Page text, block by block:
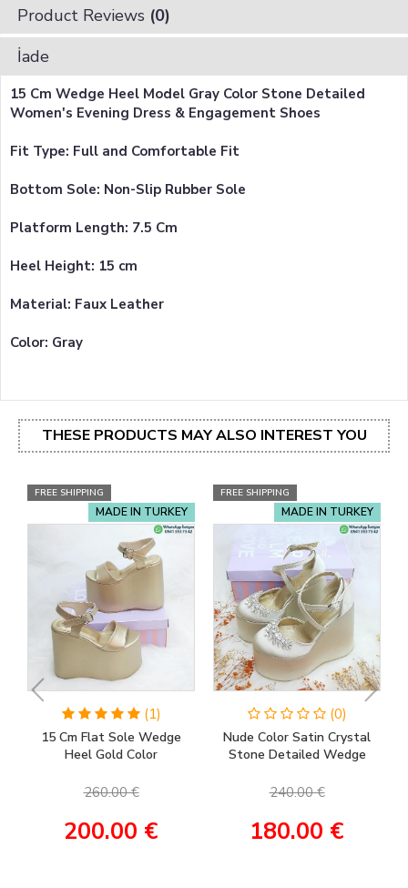
Product Reviews (0)
İade
15 Cm Wedge Heel Model Gray Color Stone Detailed
Women's Evening Dress & Engagement Shoes
Fit Type: Full and Comfortable Fit
Bottom Sole: Non-Slip Rubber Sole
Platform Length: 7.5 Cm
Heel Height: 15 cm
Material: Faux Leather
Color: Gray
THESE PRODUCTS MAY ALSO INTEREST YOU
FREE SHIPPING
MADE IN TURKEY
(1)
15 Cm Flat Sole Wedge
Heel Gold Color
Shoes, Wedding Shoes
260.00 €
200.00 €
FREE SHIPPING
MADE IN TURKEY
(0)
Nude Color Satin Crystal
Stone Detailed Wedge
Dress Wedding Shoes
240.00 €
180.00 €